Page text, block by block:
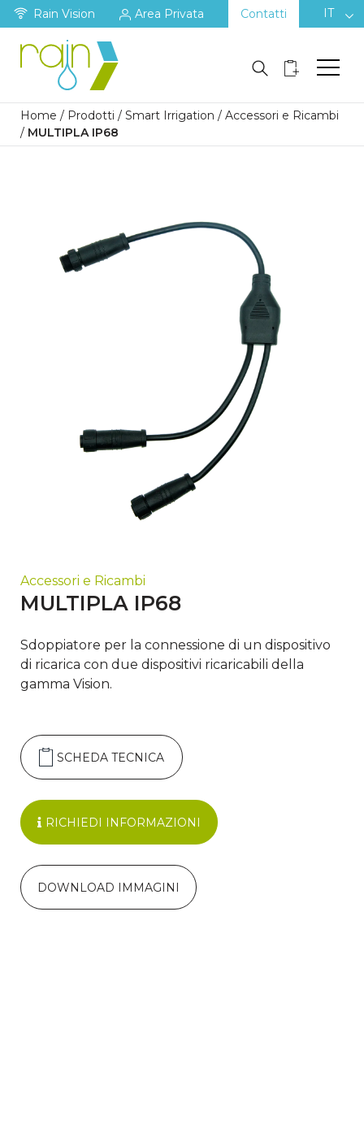
Rain Vision Area Privata Contatti IT
Home / Prodotti / Smart Irrigation / Accessori e Ricambi
/ MULTIPLA IP68
Accessori e Ricambi
MULTIPLA IP68
Sdoppiatore per la connessione di un dispositivo
di ricarica con due dispositivi ricaricabili della
gamma Vision.
SCHEDA TECNICA
RICHIEDI INFORMAZIONI
DOWNLOAD IMMAGINI